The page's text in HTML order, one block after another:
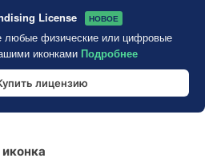
License НОВОЕ
любые физические или цифровые
иконками Подробнее
лицензию